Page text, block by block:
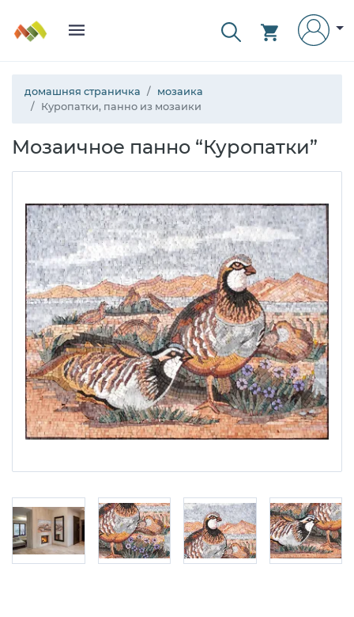
домашняя страничка
мозаика
Куропатки, панно из мозаики
Мозаичное панно “Куропатки”